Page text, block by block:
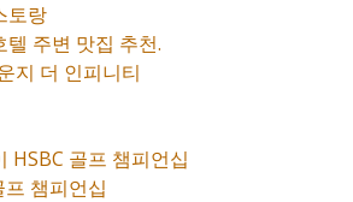
토랑
주변 맛집 추천.
지 더 인피니티
HSBC 골프 챔피언십
챔피언십